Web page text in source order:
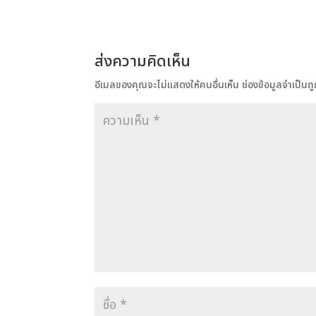
ส่งความคิดเห็น
อีเมลของคุณจะไม่แสดงให้คนอื่นเห็น ช่องข้อมูลจำเป็น